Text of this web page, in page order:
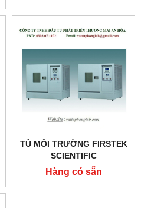
TỦ MÔI TRƯỜNG FIRSTEK
SCIENTIFIC
MODEL:BTH80/-20
Hàng có sẵn